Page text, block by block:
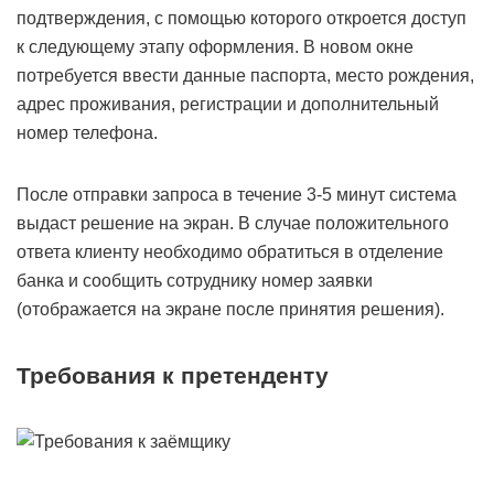
подтверждения, с помощью которого откроется доступ
к следующему этапу оформления. В новом окне
потребуется ввести данные паспорта, место рождения,
адрес проживания, регистрации и дополнительный
номер телефона.
После отправки запроса в течение 3-5 минут система
выдаст решение на экран. В случае положительного
ответа клиенту необходимо обратиться в отделение
банка и сообщить сотруднику номер заявки
(отображается на экране после принятия решения).
Требования к претенденту